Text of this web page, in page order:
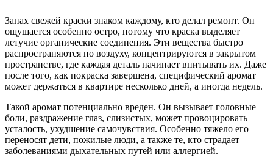
Запах свежей краски знаком каждому, кто делал ремонт. Он
ощущается особенно остро, потому что краска выделяет
летучие органические соединения. Эти вещества быстро
распространяются по воздуху, концентрируются в закрытом
пространстве, где каждая деталь начинает впитывать их. Даже
после того, как покраска завершена, специфический аромат
может держаться в квартире несколько дней, а иногда недель.
Такой аромат потенциально вреден. Он вызывает головные
боли, раздражение глаз, слизистых, может провоцировать
усталость, ухудшение самочувствия. Особенно тяжело его
переносят дети, пожилые люди, а также те, кто страдает
заболеваниями дыхательных путей или аллергией.